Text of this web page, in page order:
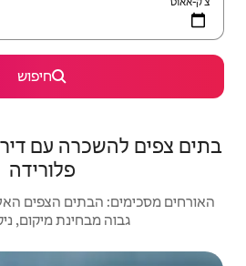
דירוג גבוה באזור קיז
האלה להשכרה קיבלו דירוג